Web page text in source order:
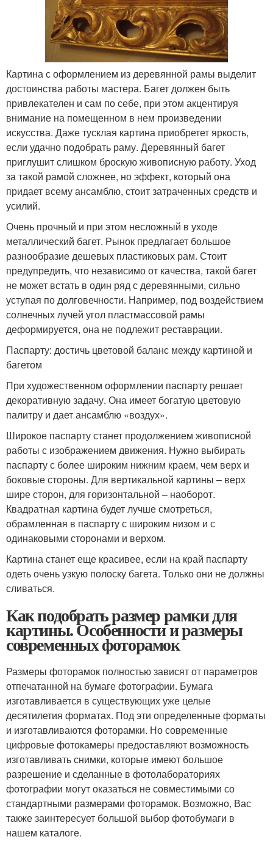
Картина с оформлением из деревянной рамы выделит
достоинства работы мастера. Багет должен быть
привлекателен и сам по себе, при этом акцентируя
внимание на помещенном в нем произведении
искусства. Даже тусклая картина приобретет яркость,
если удачно подобрать раму. Деревянный багет
приглушит слишком броскую живописную работу. Уход
за такой рамой сложнее, но эффект, который она
придает всему ансамблю, стоит затраченных средств и
усилий.
Очень прочный и при этом несложный в уходе
металлический багет. Рынок предлагает большое
разнообразие дешевых пластиковых рам. Стоит
предупредить, что независимо от качества, такой багет
не может встать в один ряд с деревянными, сильно
уступая по долговечности. Например, под воздействием
солнечных лучей угол пластмассовой рамы
деформируется, она не подлежит реставрации.
Паспарту: достичь цветовой баланс между картиной и
багетом
При художественном оформлении паспарту решает
декоративную задачу. Она имеет богатую цветовую
палитру и дает ансамблю «воздух».
Широкое паспарту станет продолжением живописной
работы с изображением движения. Нужно выбирать
паспарту с более широким нижним краем, чем верх и
боковые стороны. Для вертикальной картины – верх
шире сторон, для горизонтальной – наоборот.
Квадратная картина будет лучше смотреться,
обрамленная в паспарту с широким низом и с
одинаковыми сторонами и верхом.
Картина станет еще красивее, если на край паспарту
одеть очень узкую полоску багета. Только они не должны
сливаться.
Как подобрать размер рамки для
картины. Особенности и размеры
современных фоторамок
Размеры фоторамок полностью зависят от параметров
отпечатанной на бумаге фотографии. Бумага
изготавливается в существующих уже целые
десятилетия форматах. Под эти определенные форматы
и изготавливаются фоторамки. Но современные
цифровые фотокамеры предоставляют возможность
изготавливать снимки, которые имеют большое
разрешение и сделанные в фотолабораториях
фотографии могут оказаться не совместимыми со
стандартными размерами фоторамок. Возможно, Вас
также заинтересует большой выбор фотобумаги в
нашем каталоге.